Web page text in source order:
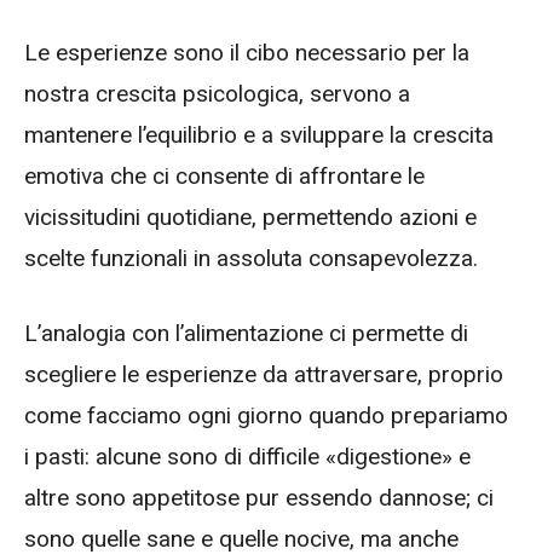
Le esperienze sono il cibo necessario per la
nostra crescita psicologica, servono a
mantenere l’equilibrio e a sviluppare la crescita
emotiva che ci consente di affrontare le
vicissitudini quotidiane, permettendo azioni e
scelte funzionali in assoluta consapevolezza.
L’analogia con l’alimentazione ci permette di
scegliere le esperienze da attraversare, proprio
come facciamo ogni giorno quando prepariamo
i pasti: alcune sono di difficile «digestione» e
altre sono appetitose pur essendo dannose; ci
sono quelle sane e quelle nocive, ma anche